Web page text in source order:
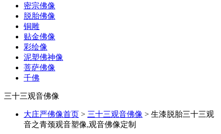
密宗佛像
脱胎佛像
铜雕
贴金佛像
彩绘像
泥塑佛神像
菩萨佛像
千佛
三十三观音佛像
大庄严佛像首页 > 三十三观音佛像 > 生漆脱胎三十三观
音之青颈观音塑像,观音佛像定制